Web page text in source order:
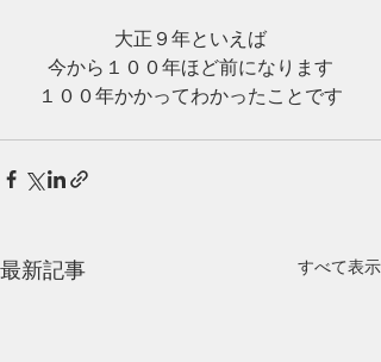
大正９年といえば
今から１００年ほど前になります
１００年かかってわかったことです
最新記事 すべて表示